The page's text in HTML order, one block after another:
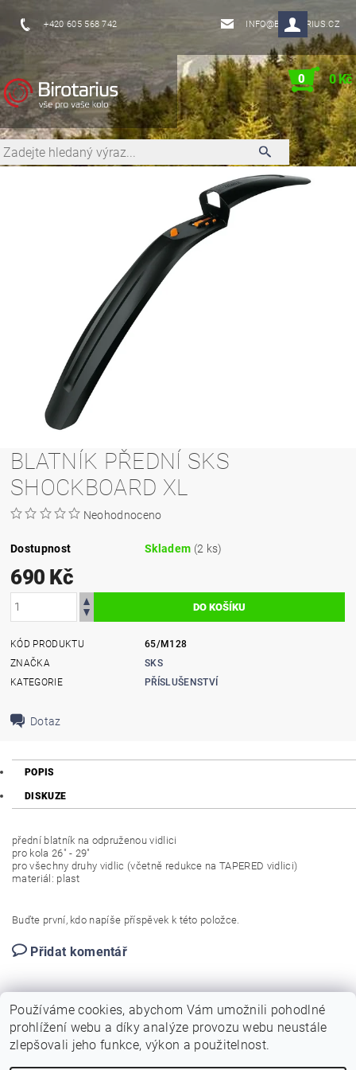
+420 605 568 742 INFO@BIROTARIUS.CZ
0 0 Kč
BLATNÍK PŘEDNÍ SKS
SHOCKBOARD XL
Neohodnoceno
Dostupnost Skladem (2 ks)
690 Kč
KÓD PRODUKTU
65/M128
ZNAČKA
SKS
KATEGORIE
PŘÍSLUŠENSTVÍ
Dotaz
POPIS
DISKUZE
přední blatník na odpruženou vidlici
pro kola 26" - 29"
pro všechny druhy vidlic (včetně redukce na TAPERED vidlici)
materiál: plast
Buďte první, kdo napíše příspěvek k této položce.
Přidat komentář
Používáme cookies, abychom Vám umožnili pohodlné
prohlížení webu a díky analýze provozu webu neustále
zlepšovali jeho funkce, výkon a použitelnost.